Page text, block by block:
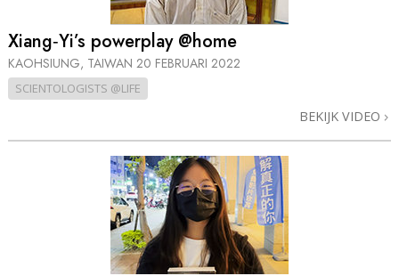
Xiang‑Yi’s powerplay @home
KAOHSIUNG, TAIWAN 20 FEBRUARI 2022
SCIENTOLOGISTS @LIFE
BEKIJK VIDEO